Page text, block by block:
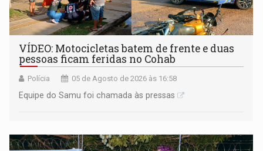
VÍDEO: Motocicletas batem de frente e duas
pessoas ficam feridas no Cohab
Polícia 05 de Agosto de 2026 às 16:58
Equipe do Samu foi chamada às pressas